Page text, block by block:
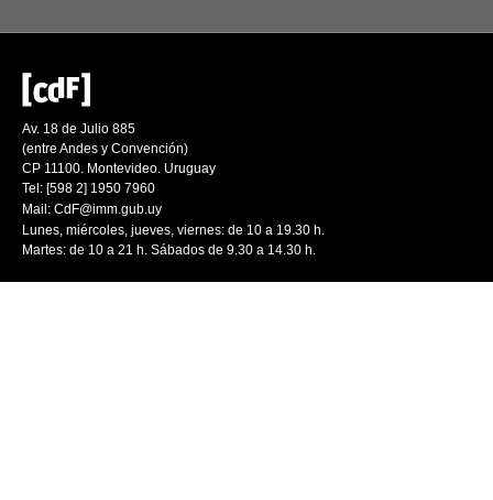
Av. 18 de Julio 885
(entre Andes y Convención)
CP 11100. Montevideo. Uruguay
Tel: [598 2] 1950 7960
Mail: CdF@imm.gub.uy
Lunes, miércoles, jueves, viernes: de 10 a 19.30 h.
Martes: de 10 a 21 h. Sábados de 9.30 a 14.30 h.